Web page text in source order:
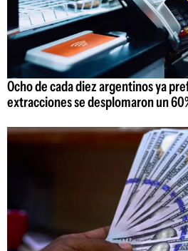
Ocho de cada diez argentinos ya
extracciones se desplomaron un